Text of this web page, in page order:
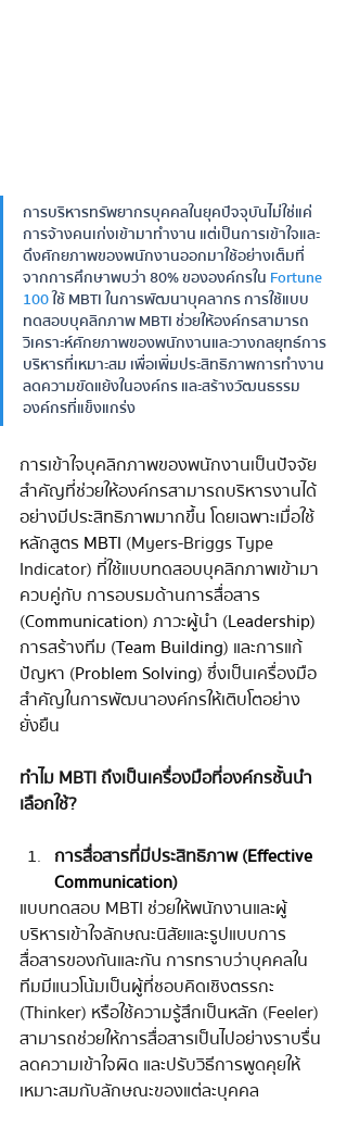
การบริหารทรัพยากรบุคคลในยุคปัจจุบันไม่ใช่แค่
การจ้างคนเก่งเข้ามาทำงาน แต่เป็นการเข้าใจและ
ดึงศักยภาพของพนักงานออกมาใช้อย่างเต็มที่
จากการศึกษาพบว่า 80% ขององค์กรใน Fortune
100 ใช้ MBTI ในการพัฒนาบุคลากร การใช้แบบ
ทดสอบบุคลิกภาพ MBTI ช่วยให้องค์กรสามารถ
วิเคราะห์ศักยภาพของพนักงานและวางกลยุทธ์การ
บริหารที่เหมาะสม เพื่อเพิ่มประสิทธิภาพการทำงาน
ลดความขัดแย้งในองค์กร และสร้างวัฒนธรรม
องค์กรที่แข็งแกร่ง
การเข้าใจบุคลิกภาพของพนักงานเป็นปัจจัย
สำคัญที่ช่วยให้องค์กรสามารถบริหารงานได้
อย่างมีประสิทธิภาพมากขึ้น โดยเฉพาะเมื่อใช้
หลักสูตร MBTI (Myers-Briggs Type
Indicator) ที่ใช้แบบทดสอบบุคลิกภาพเข้ามา
ควบคู่กับ การอบรมด้านการสื่อสาร
(Communication) ภาวะผู้นำ (Leadership)
การสร้างทีม (Team Building) และการแก้
ปัญหา (Problem Solving) ซึ่งเป็นเครื่องมือ
สำคัญในการพัฒนาองค์กรให้เติบโตอย่าง
ยั่งยืน
ทำไม MBTI ถึงเป็นเครื่องมือที่องค์กรชั้นนำ
เลือกใช้?
การสื่อสารที่มีประสิทธิภาพ (Effective
Communication)
แบบทดสอบ MBTI ช่วยให้พนักงานและผู้
บริหารเข้าใจลักษณะนิสัยและรูปแบบการ
สื่อสารของกันและกัน การทราบว่าบุคคลใน
ทีมมีแนวโน้มเป็นผู้ที่ชอบคิดเชิงตรรกะ
(Thinker) หรือใช้ความรู้สึกเป็นหลัก (Feeler)
สามารถช่วยให้การสื่อสารเป็นไปอย่างราบรื่น
ลดความเข้าใจผิด และปรับวิธีการพูดคุยให้
เหมาะสมกับลักษณะของแต่ละบุคคล